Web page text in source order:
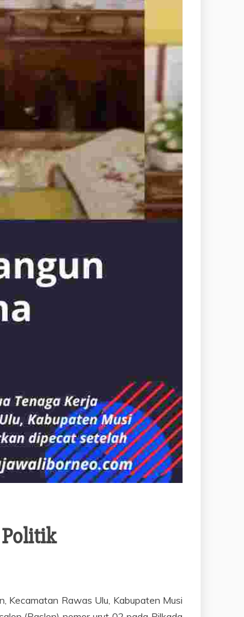
Kecamatan Rawas Ulu, Kabupaten Musi